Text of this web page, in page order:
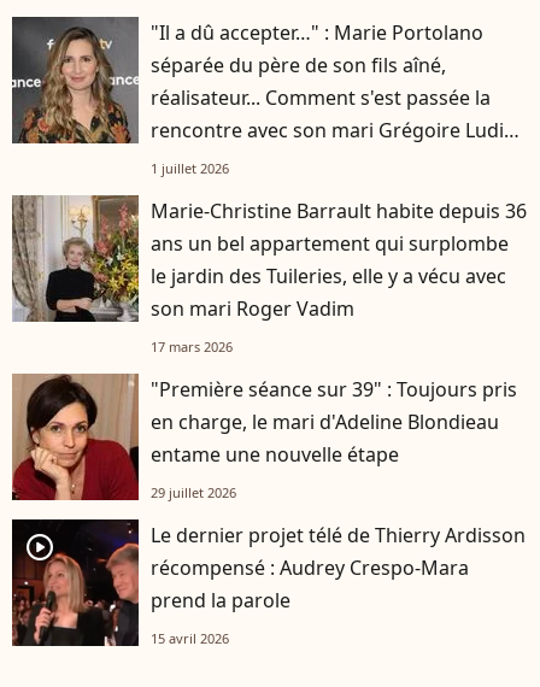
"Il a dû accepter…" : Marie Portolano
séparée du père de son fils aîné,
réalisateur... Comment s'est passée la
rencontre avec son mari Grégoire Ludig
?1 juillet 2026
Marie-Christine Barrault habite depuis 36
ans un bel appartement qui surplombe
le jardin des Tuileries, elle y a vécu avec
son mari Roger Vadim
17 mars 2026
"Première séance sur 39" : Toujours pris
en charge, le mari d'Adeline Blondieau
entame une nouvelle étape
29 juillet 2026
player2
Le dernier projet télé de Thierry Ardisson
récompensé : Audrey Crespo-Mara
prend la parole
15 avril 2026